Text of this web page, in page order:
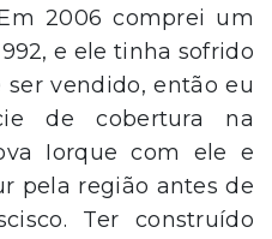
2006 comprei um
e ele tinha sofrido
vendido, então eu
de cobertura na
Iorque com ele e
pela região antes de
Ter construído